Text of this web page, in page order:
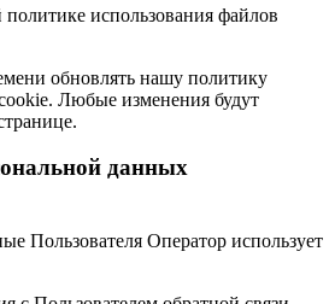
использования файлов
обновлять нашу политику
Любые изменения будут
данных
Пользователя Оператор использует